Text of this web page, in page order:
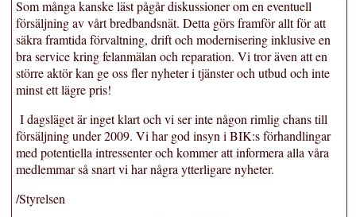
Som många kanske läst pågår diskussioner om en eventuell
försäljning av vårt bredbandsnät. Detta görs framför allt för att
säkra framtida förvaltning, drift och modernisering inklusive en
bra service kring felanmälan och reparation. Vi tror även att en
större aktör kan ge oss fler nyheter i tjänster och utbud och inte
minst ett lägre pris!
I dagsläget är inget klart och vi ser inte någon rimlig chans till
försäljning under 2009. Vi har god insyn i BIK:s förhandlingar
med potentiella intressenter och kommer att informera alla våra
medlemmar så snart vi har några ytterligare nyheter.
/Styrelsen